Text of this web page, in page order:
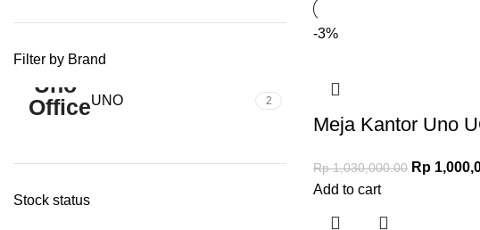
Filter by Brand
UNO 2
Stock status
-3%
Meja Kantor Uno
Rp1,030,000.00 Rp
Add to cart